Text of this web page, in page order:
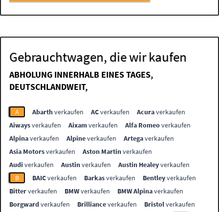
Gebrauchtwagen, die wir kaufen
ABHOLUNG INNERHALB EINES TAGES,
DEUTSCHLANDWEIT,
A Abarthverkaufen ACverkaufen Acuraverkaufen
Aiwaysverkaufen Aixamverkaufen Alfa Romeoverkaufen
Alpinaverkaufen Alpineverkaufen Artegaverkaufen
Asia Motorsverkaufen Aston Martinverkaufen
Audi verkaufen Austinverkaufen Austin Healeyverkaufen
B
BAICverkaufen Barkasverkaufen Bentleyverkaufen
Bitterverkaufen BMWverkaufen BMW Alpinaverkaufen
Borgwardverkaufen Brillianceverkaufen Bristolverkaufen